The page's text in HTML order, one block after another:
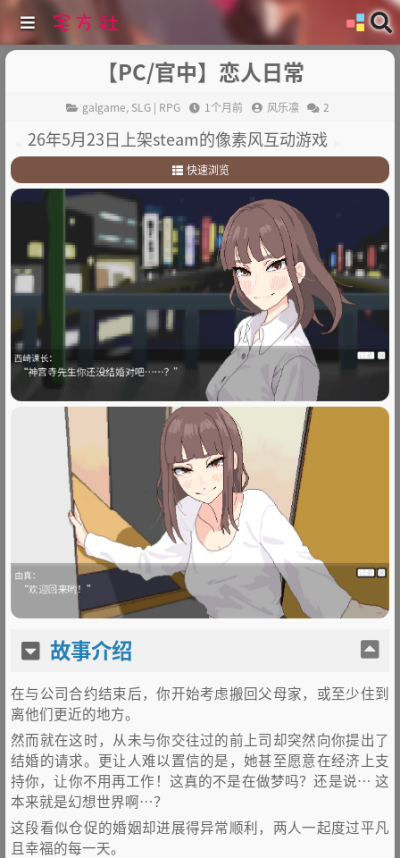
【PC/官中】恋人日常
galgame, SLG | RPG 1个月前 风乐凛 2
26年5月23日上架steam的像素风互动游戏
快速浏览
1.故事介绍
故事介绍
在与公司合约结束后，你开始考虑搬回父母家，或至少住到
离他们更近的地方。
然而就在这时，从未与你交往过的前上司却突然向你提出了
结婚的请求。更让人难以置信的是，她甚至愿意在经济上支
持你，让你不用再工作！这真的不是在做梦吗？还是说… 这
本来就是幻想世界啊…？
这段看似仓促的婚姻却进展得异常顺利，两人一起度过平凡
且幸福的每一天。